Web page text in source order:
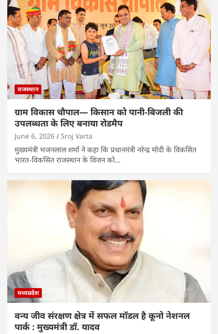
राजस्थान
ग्राम विकास चौपाल— किसान को पानी-बिजली की
उपलब्धता के लिए बनाया रोडमैप
June 6, 2026 Sroj Varta
मुख्यमंत्री भजनलाल शर्मा ने कहा कि प्रधानमंत्री नरेन्द्र मोदी के विकसित
भारत-विकसित राजस्थान के विजन को…
मध्यप्रदेश
वन्य जीव संरक्षण क्षेत्र में सफल मॉडल है कूनो नेशनल
पार्क : मुख्यमंत्री डॉ. यादव